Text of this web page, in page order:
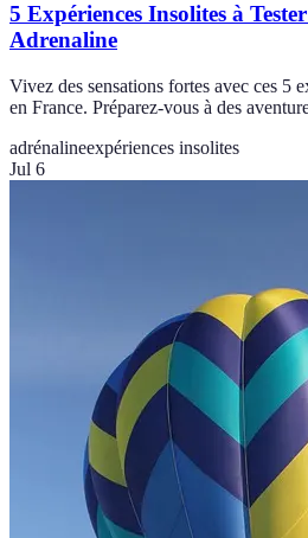
5 Expériences Insolites à
Adrenaline
Vivez des sensations fortes avec ces 5
en France. Préparez-vous à des
adrénalineexpériences insolites
Jul 6